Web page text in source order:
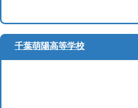
千葉萌陽高等学校